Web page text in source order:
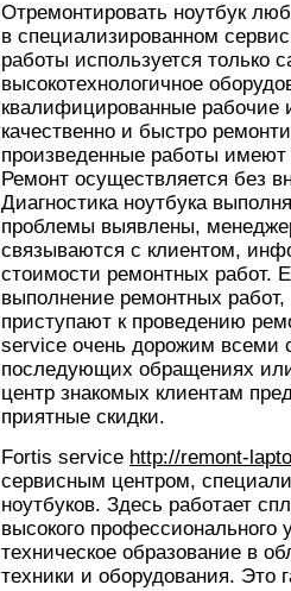
Отремонтировать ноутбук
в специализированном
работы используется только
высокотехнологичное
квалифицированные рабочие
качественно и быстро
произведенные работы
Ремонт осуществляется без
Диагностика ноутбука
проблемы выявлены,
связываются с клиентом,
стоимости ремонтных работ.
выполнение ремонтных
приступают к проведению
service очень дорожим всеми
последующих обращениях
центр знакомых клиентам
приятные скидки.
Fortis service http://remont-
сервисным центром,
ноутбуков. Здесь работает
высокого
техническое образование в
техники и оборудования. Это